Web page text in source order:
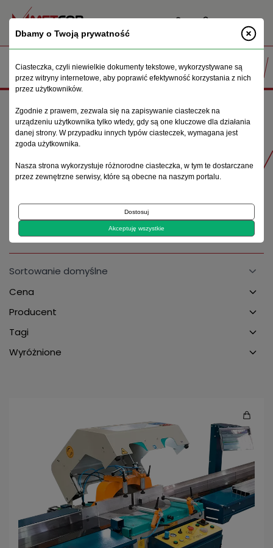
PL
PIŁY AUTOMATYCZNE
Cena
Producent
Tagi
Wyróżnione
Dbamy o Twoją prywatność
Ciasteczka, czyli niewielkie dokumenty tekstowe, wykorzystywane są
przez witryny internetowe, aby poprawić efektywność korzystania z nich
przez użytkowników.
Zgodnie z prawem, zezwala się na zapisywanie ciasteczek na
urządzeniu użytkownika tylko wtedy, gdy są one kluczowe dla działania
danej strony. W przypadku innych typów ciasteczek, wymagana jest
zgoda użytkownika.
Nasza strona wykorzystuje różnorodne ciasteczka, w tym te dostarczane
przez zewnętrzne serwisy, które są obecne na naszym portalu.
Dostosuj
Akceptuję wszystkie